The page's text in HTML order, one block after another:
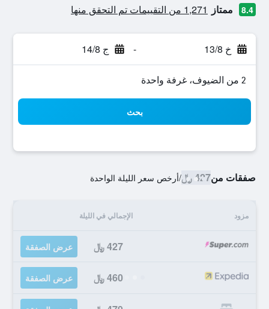
8.4 ممتاز 1,271 من التقييمات تم التحقق منها
خ 13/8 - ج 14/8
2 من الضيوف، غرفة واحدة
بحث
صفقات من427 ﷼ /أرخص سعر الليلة الواحدة
مزود الإجمالي في الليلة
427 ﷼ عرض الصفقة
460 ﷼ عرض الصفقة